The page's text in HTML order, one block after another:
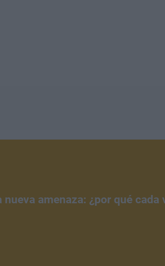
amenaza: ¿por qué cada